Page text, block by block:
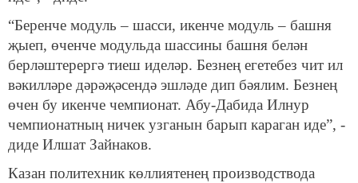
“Беренче модуль – шасси, икенче модуль – башня
җыеп, өченче модульда шассины башня белән
берләштерергә тиеш иделәр. Безнең егетебез чит ил
вәкилләре дәрәҗәсендә эшләде дип бәялим. Безнең
өчен бу икенче чемпионат. Абу-Дабида Илнур
чемпионатның ничек узганын барып караган иде”, -
диде Илшат Зайнаков.
Казан политехник көллиятенең производствода